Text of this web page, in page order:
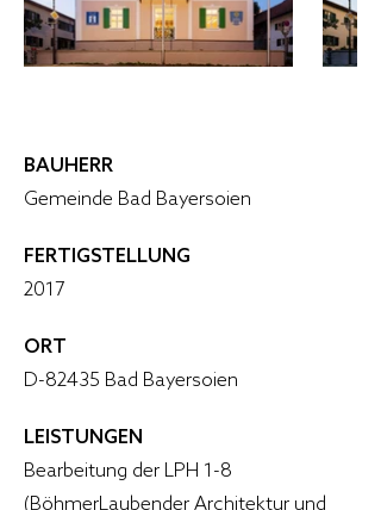
BAUHERR
Gemeinde Bad Bayersoien
FERTIGSTELLUNG
2017
ORT
D-82435 Bad Bayersoien
LEISTUNGEN
Bearbeitung der LPH 1-8
(BöhmerLaubender Architektur und